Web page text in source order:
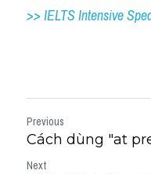
>> IELTS Intensive
Previous
Cách dùng "at
Next